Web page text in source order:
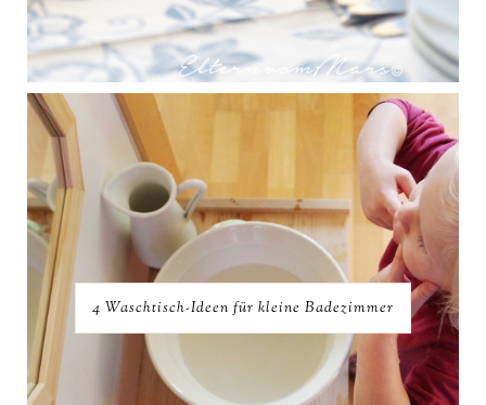
4 Waschtisch-Ideen für kleine Badezimmer